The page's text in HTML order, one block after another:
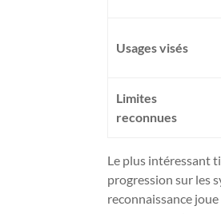
Usages visés
Limites
reconnues
Le plus intéressant
progression sur les
reconnaissance